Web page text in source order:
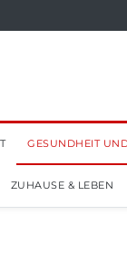
GESUNDHEIT
ZUHAUSE & LEBEN